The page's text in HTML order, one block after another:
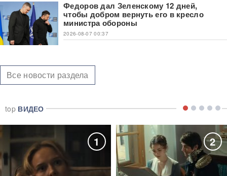
Федоров дал Зеленскому 12 дней,
чтобы добром вернуть его в кресло
министра обороны
2026-08-07 00:37
Все новости раздела
top ВИДЕО
1 2